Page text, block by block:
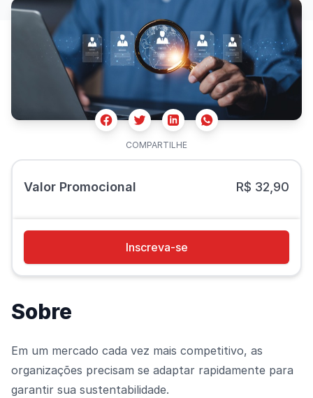
FacebookTwitterLinkedinWhatsapp
COMPARTILHE
Valor Promocional R$ 32,90
Inscreva-se
Sobre
Em um mercado cada vez mais competitivo, as
organizações precisam se adaptar rapidamente para
garantir sua sustentabilidade.